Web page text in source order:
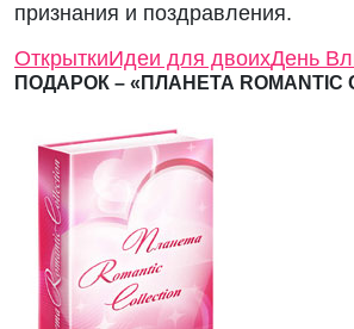
признания и поздравления.
ОткрыткиИдеи для двоихДень
ПОДАРОК – «ПЛАНЕТА ROMANTIC